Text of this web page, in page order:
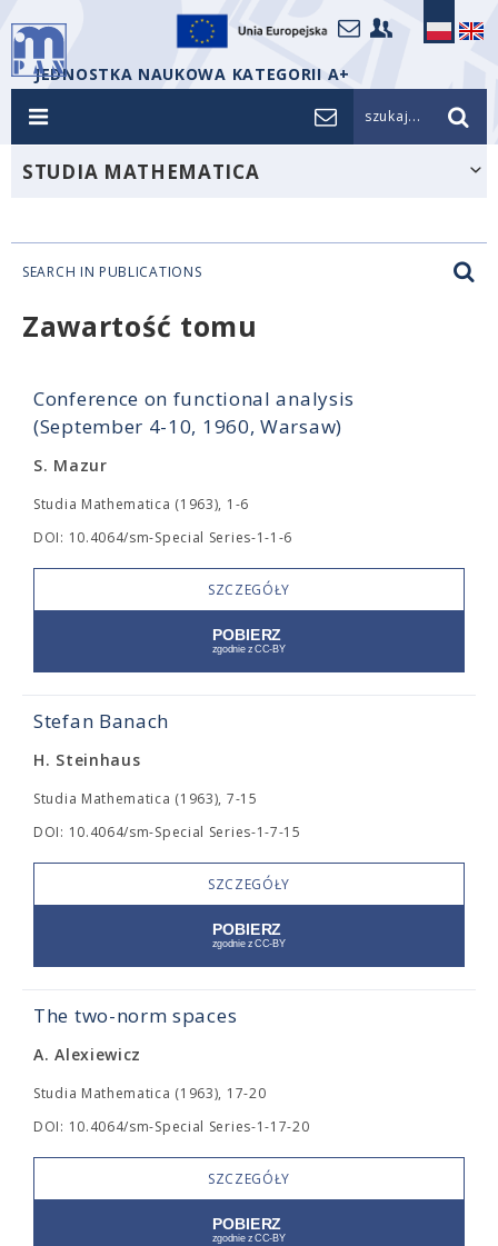
JEDNOSTKA NAUKOWA KATEGORII A+
szukaj...
STUDIA MATHEMATICA
SEARCH IN PUBLICATIONS
Zawartość tomu
Conference on functional analysis
(September 4-10, 1960, Warsaw)
S. Mazur
Studia Mathematica (1963), 1-6
DOI: 10.4064/sm-Special Series-1-1-6
SZCZEGÓŁY
Stefan Banach
H. Steinhaus
Studia Mathematica (1963), 7-15
DOI: 10.4064/sm-Special Series-1-7-15
SZCZEGÓŁY
The two-norm spaces
A. Alexiewicz
Studia Mathematica (1963), 17-20
DOI: 10.4064/sm-Special Series-1-17-20
SZCZEGÓŁY